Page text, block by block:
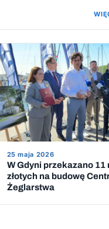
25 maja 2026
W Gdyni przekazano 11
złotych na budowę
Żeglarstwa